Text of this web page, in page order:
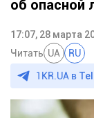
об опасной
17:07, 28 марта
Читать UA RU
1KR.UA в